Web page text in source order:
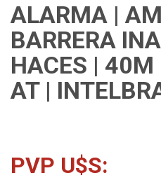
ALARMA |
BARRERA
HACES |
AT |
PVP U$S: